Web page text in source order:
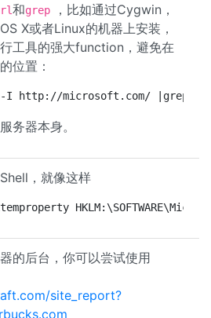
和grep
，比如通过Cygwin，
X或者Linux的机器上安装，
工具的强大function，避免在
位置：
microsoft.com/ |grep
务器本身。
，就像这样
的后台，你可以尝试使用
site_report?